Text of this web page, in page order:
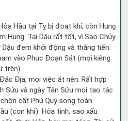
Hầu tại Tỵ bị đoạt khí, còn Hung
Hung. Tại Dậu rất tốt, vì Sao Chủy
đem khởi động và thăng tiến.
vào Phục Đoạn Sát (mọi kiêng
trên).
Địa, mọi việc ắt nên. Rất hợp
Sửu và ngày Tân Sửu mọi tạo tác
cất Phú Quý song toàn.
(con khỉ): Hỏa tinh, sao xấu.